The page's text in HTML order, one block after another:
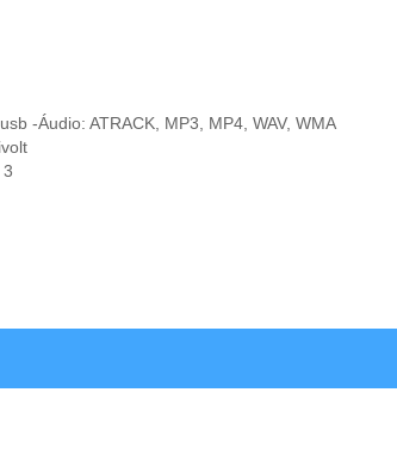
-Áudio: ATRACK, MP3, MP4, WAV, WMA